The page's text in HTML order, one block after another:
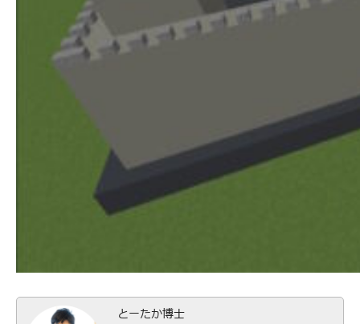
とーたか博士